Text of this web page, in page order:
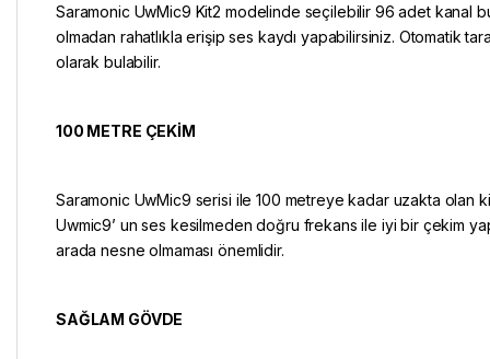
Saramonic UwMic9 Kit2 modelinde seçilebilir 96 adet kanal
olmadan rahatlıkla erişip ses kaydı yapabilirsiniz. Otomatik
olarak bulabilir.
100 METRE ÇEKİM
Saramonic UwMic9 serisi ile 100 metreye kadar uzakta olan
Uwmic9’ un ses kesilmeden doğru frekans ile iyi bir çekim
arada nesne olmaması önemlidir.
SAĞLAM GÖVDE